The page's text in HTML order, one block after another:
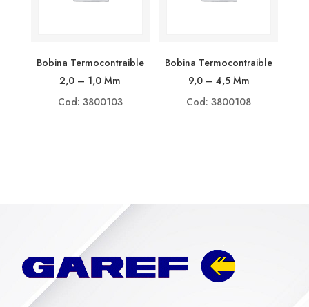
Bobina Termocontraible
2,0 – 1,0 Mm
Cod: 3800103
Bobina Termocontraible
9,0 – 4,5 Mm
Cod: 3800108